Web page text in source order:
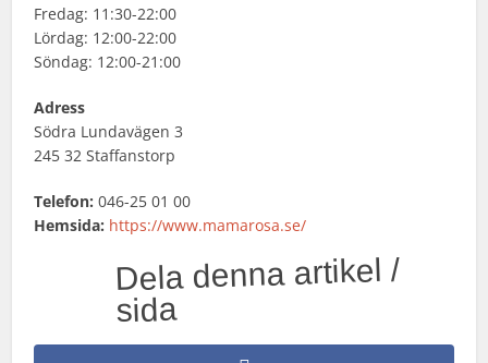
Fredag: 11:30-22:00
Lördag: 12:00-22:00
Söndag: 12:00-21:00
Adress
Södra Lundavägen 3
245 32 Staffanstorp
Telefon: 046-25 01 00
Hemsida: https://www.mamarosa.se/
Dela denna artikel /
sida